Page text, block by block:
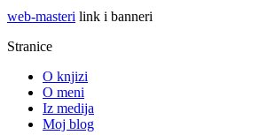
web-masteri link i banneri
Stranice
O knjizi
O meni
Iz medija
Moj blog